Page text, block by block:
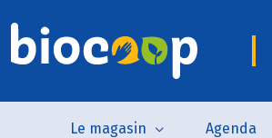
Le magasin Agenda